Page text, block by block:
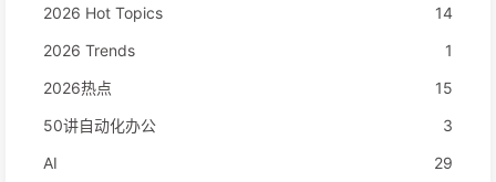
2026 Hot Topics
14
2026 Trends
1
2026热点
15
50讲自动化办公
3
AI
29